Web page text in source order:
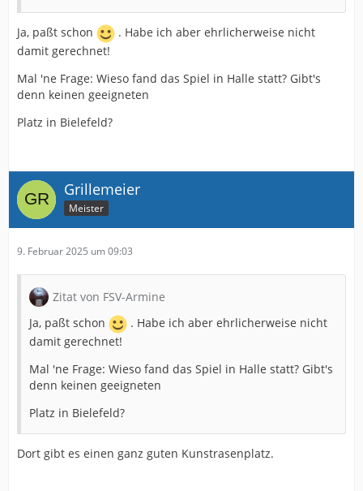
Ja, paßt schon
. Habe ich aber ehrlicherweise nicht
damit gerechnet!
Mal 'ne Frage: Wieso fand das Spiel in Halle statt? Gibt's
denn keinen geeigneten
Platz in Bielefeld?
Grillemeier
Meister
9. Februar 2025 um 09:03
Zitat von FSV-Armine
Ja, paßt schon
. Habe ich aber ehrlicherweise nicht
damit gerechnet!
Mal 'ne Frage: Wieso fand das Spiel in Halle statt? Gibt's
denn keinen geeigneten
Platz in Bielefeld?
Dort gibt es einen ganz guten Kunstrasenplatz.